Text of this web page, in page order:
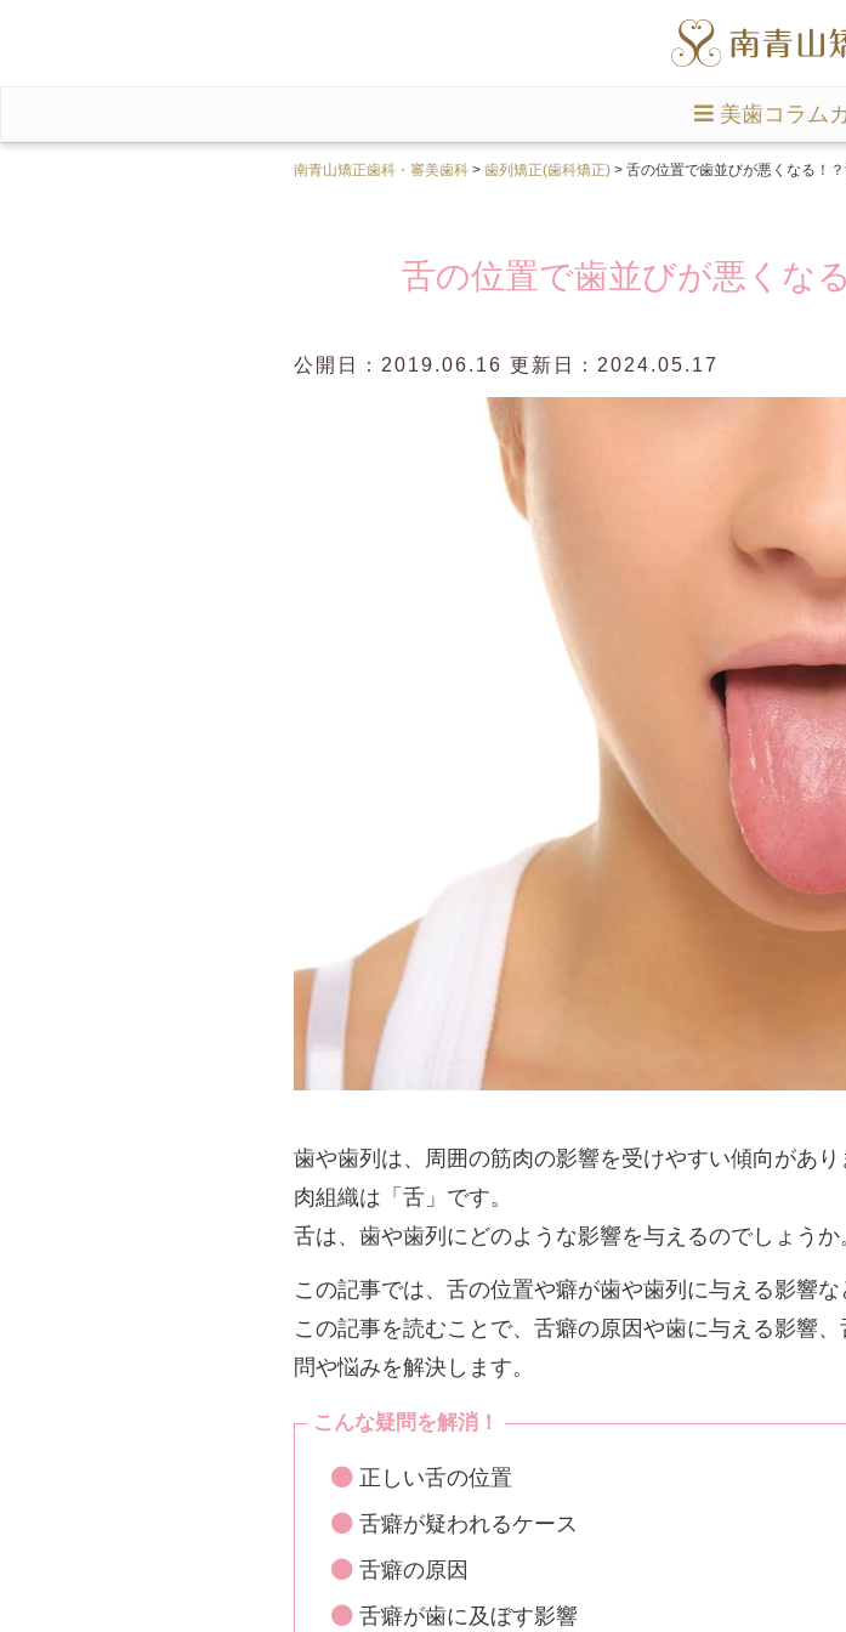
美歯コラム
南青山矯正歯科・審美歯科 > 歯列矯正(歯科矯正) > 舌の位置で歯並びが悪くなる！
舌の位置で歯並びが悪くな
公開日：2019.06.16 更新日：2024.05.17
歯や歯列は、周囲の筋肉の影響を受けやすい傾向があ
肉組織は「舌」です。
舌は、歯や歯列にどのような影響を与えるのでしょうか
この記事では、舌の位置や癖が歯や歯列に与える影響な
この記事を読むことで、舌癖の原因や歯に与える影響
問や悩みを解決します。
こんな疑問を解消！
正しい舌の位置
舌癖が疑われるケース
舌癖の原因
舌癖が歯に及ぼす影響